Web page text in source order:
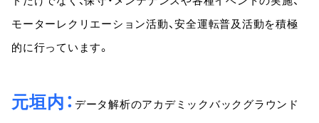
モーターレクリエーション活動、安全運転普及活動を積極
的に行っています。
元垣内 データ解析のアカデミックバックグラウンド